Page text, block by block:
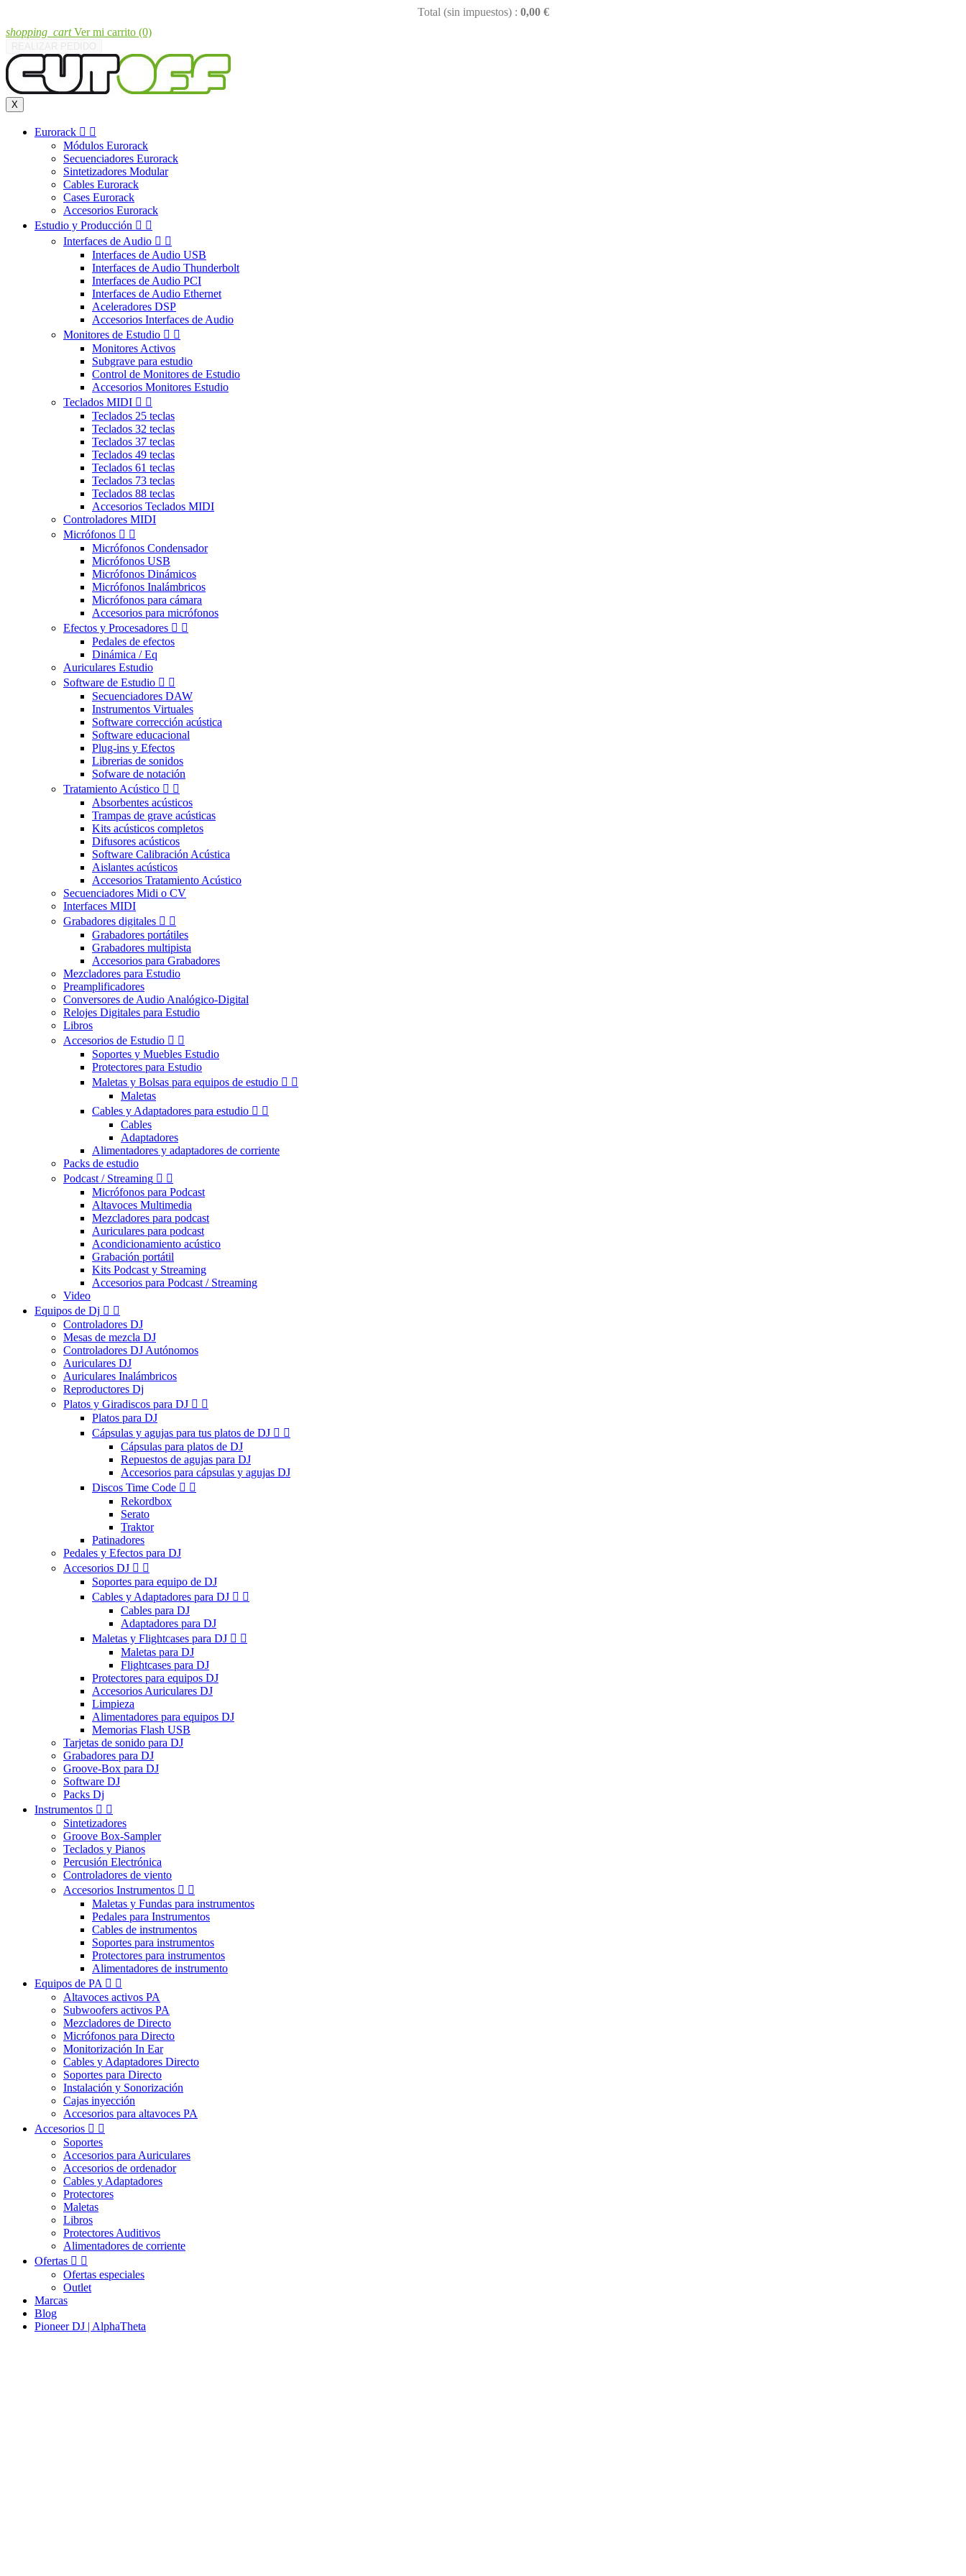
Total (sin impuestos) : 0,00 €
shopping_cart Ver mi carrito (0)
X
Eurorack  
Módulos Eurorack
Secuenciadores Eurorack
Sintetizadores Modular
Cables Eurorack
Cases Eurorack
Accesorios Eurorack
Estudio y Producción  
Interfaces de Audio  
Interfaces de Audio USB
Interfaces de Audio Thunderbolt
Interfaces de Audio PCI
Interfaces de Audio Ethernet
Aceleradores DSP
Accesorios Interfaces de Audio
Monitores de Estudio  
Monitores Activos
Subgrave para estudio
Control de Monitores de Estudio
Accesorios Monitores Estudio
Teclados MIDI  
Teclados 25 teclas
Teclados 32 teclas
Teclados 37 teclas
Teclados 49 teclas
Teclados 61 teclas
Teclados 73 teclas
Teclados 88 teclas
Accesorios Teclados MIDI
Controladores MIDI
Micrófonos  
Micrófonos Condensador
Micrófonos USB
Micrófonos Dinámicos
Micrófonos Inalámbricos
Micrófonos para cámara
Accesorios para micrófonos
Efectos y Procesadores  
Pedales de efectos
Dinámica / Eq
Auriculares Estudio
Software de Estudio  
Secuenciadores DAW
Instrumentos Virtuales
Software corrección acústica
Software educacional
Plug-ins y Efectos
Librerias de sonidos
Sofware de notación
Tratamiento Acústico  
Absorbentes acústicos
Trampas de grave acústicas
Kits acústicos completos
Difusores acústicos
Software Calibración Acústica
Aislantes acústicos
Accesorios Tratamiento Acústico
Secuenciadores Midi o CV
Interfaces MIDI
Grabadores digitales  
Grabadores portátiles
Grabadores multipista
Accesorios para Grabadores
Mezcladores para Estudio
Preamplificadores
Conversores de Audio Analógico-Digital
Relojes Digitales para Estudio
Libros
Accesorios de Estudio  
Soportes y Muebles Estudio
Protectores para Estudio
Maletas y Bolsas para equipos de estudio  
Maletas
Cables y Adaptadores para estudio  
Cables
Adaptadores
Alimentadores y adaptadores de corriente
Packs de estudio
Podcast / Streaming  
Micrófonos para Podcast
Altavoces Multimedia
Mezcladores para podcast
Auriculares para podcast
Acondicionamiento acústico
Grabación portátil
Kits Podcast y Streaming
Accesorios para Podcast / Streaming
Video
Equipos de Dj  
Controladores DJ
Mesas de mezcla DJ
Controladores DJ Autónomos
Auriculares DJ
Auriculares Inalámbricos
Reproductores Dj
Platos y Giradiscos para DJ  
Platos para DJ
Cápsulas y agujas para tus platos de DJ  
Cápsulas para platos de DJ
Repuestos de agujas para DJ
Accesorios para cápsulas y agujas DJ
Discos Time Code  
Rekordbox
Serato
Traktor
Patinadores
Pedales y Efectos para DJ
Accesorios DJ  
Soportes para equipo de DJ
Cables y Adaptadores para DJ  
Cables para DJ
Adaptadores para DJ
Maletas y Flightcases para DJ  
Maletas para DJ
Flightcases para DJ
Protectores para equipos DJ
Accesorios Auriculares DJ
Limpieza
Alimentadores para equipos DJ
Memorias Flash USB
Tarjetas de sonido para DJ
Grabadores para DJ
Groove-Box para DJ
Software DJ
Packs Dj
Instrumentos  
Sintetizadores
Groove Box-Sampler
Teclados y Pianos
Percusión Electrónica
Controladores de viento
Accesorios Instrumentos  
Maletas y Fundas para instrumentos
Pedales para Instrumentos
Cables de instrumentos
Soportes para instrumentos
Protectores para instrumentos
Alimentadores de instrumento
Equipos de PA  
Altavoces activos PA
Subwoofers activos PA
Mezcladores de Directo
Micrófonos para Directo
Monitorización In Ear
Cables y Adaptadores Directo
Soportes para Directo
Instalación y Sonorización
Cajas inyección
Accesorios para altavoces PA
Accesorios  
Soportes
Accesorios para Auriculares
Accesorios de ordenador
Cables y Adaptadores
Protectores
Maletas
Libros
Protectores Auditivos
Alimentadores de corriente
Ofertas  
Ofertas especiales
Outlet
Marcas
Blog
Pioneer DJ | AlphaTheta